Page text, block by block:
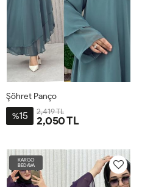
BDN-
60
Şöhret Panço
%15 2,419 TL
2,050 TL
KARGO
BEDAVA